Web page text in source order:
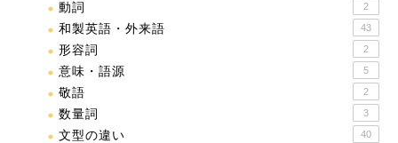
動詞 2
和製英語・外来語 43
形容詞 2
意味・語源 5
敬語 2
数量詞 3
文型の違い 40